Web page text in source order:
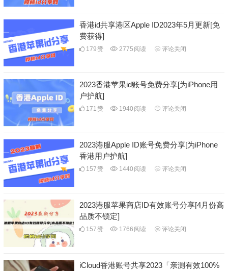
香港id共享港区Apple ID2023年5月更新[免
费获得]
179赞 2775 阅读 评论关闭
2023香港苹果id账号免费分享[为iPhone用
户护航]
171赞 1940 阅读 评论关闭
2023港服Apple ID账号免费分享[为iPhone
香港用户护航]
157赞 1440 阅读 评论关闭
2023港服苹果商店ID有效账号分享[4月份高
品质不锁定]
157赞 1766 阅读 评论关闭
iCloud香港账号共享2023「亲测有效100%